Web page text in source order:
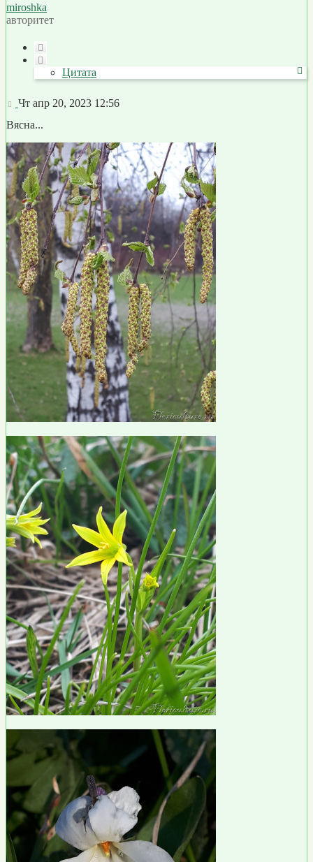
miroshka
авторитет
Цитата
Сообщение
Чт апр 20, 2023 12:56
Вясна...